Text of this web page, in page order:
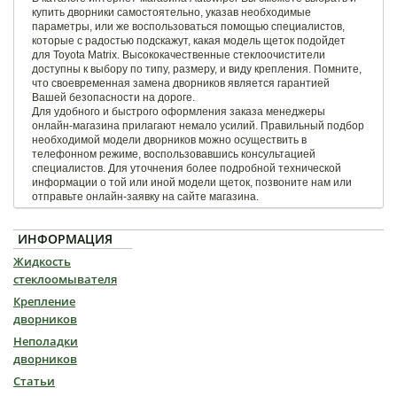
купить дворники самостоятельно, указав необходимые
параметры, или же воспользоваться помощью специалистов,
которые с радостью подскажут, какая модель щеток подойдет
для Toyota Matrix. Высококачественные стеклоочистители
доступны к выбору по типу, размеру, и виду крепления. Помните,
что своевременная замена дворников является гарантией
Вашей безопасности на дороге.
Для удобного и быстрого оформления заказа менеджеры
онлайн-магазина прилагают немало усилий. Правильный подбор
необходимой модели дворников можно осуществить в
телефонном режиме, воспользовавшись консультацией
специалистов. Для уточнения более подробной технической
информации о той или иной модели щеток, позвоните нам или
отправьте онлайн-заявку на сайте магазина.
ИНФОРМАЦИЯ
Жидкость
стеклоомывателя
Крепление
дворников
Неполадки
дворников
Статьи